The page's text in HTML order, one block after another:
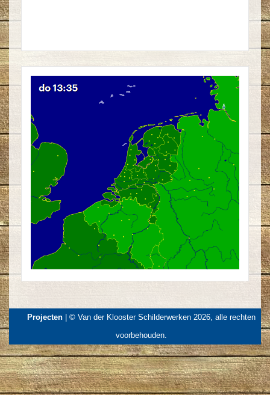
Projecten| © Van der Klooster Schilderwerken 2026, alle rechten
voorbehouden.